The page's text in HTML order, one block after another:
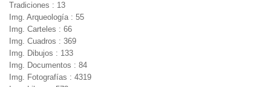
Tradiciones : 13
Img. Arqueología : 55
Img. Carteles : 66
Img. Cuadros : 369
Img. Dibujos : 133
Img. Documentos : 84
Img. Fotografías : 4319